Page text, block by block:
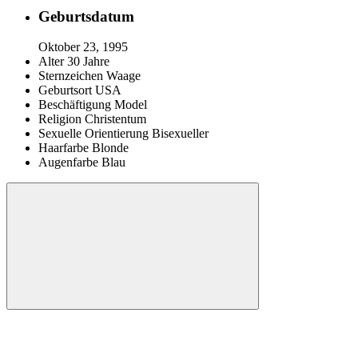
Geburtsdatum
Oktober 23, 1995
Alter 30 Jahre
Sternzeichen Waage
Geburtsort USA
Beschäftigung Model
Religion Christentum
Sexuelle Orientierung Bisexueller
Haarfarbe Blonde
Augenfarbe Blau